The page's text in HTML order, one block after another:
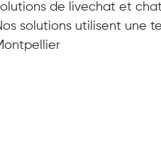
de livechat et
solutions utilisent une